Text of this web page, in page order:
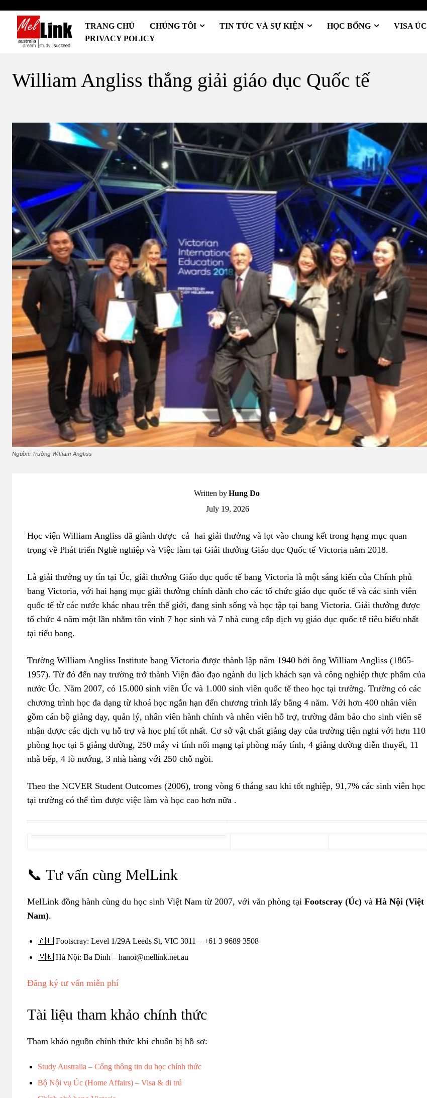
TRANG CHỦ CHÚNG TÔI TIN TỨC VÀ SỰ KIỆN HỌC BỔNG VISA ÚC
PRIVACY POLICY
William Angliss thắng giải giáo dục Quốc tế
Nguồn: Trường William Angliss
Written byHung Do
July 19, 2026
Học viện William Angliss đã giành được cả hai giải thưởng và lọt vào chung kết trong hạng mục quan
trọng về Phát triển Nghề nghiệp và Việc làm tại Giải thưởng Giáo dục Quốc tế Victoria năm 2018.
Là giải thưởng uy tín tại Úc, giải thưởng Giáo dục quốc tế bang Victoria là một sáng kiến của Chính phủ
bang Victoria, với hai hạng mục giải thưởng chính dành cho các tổ chức giáo dục quốc tế và các sinh viên
quốc tế từ các nước khác nhau trên thế giới, đang sinh sống và học tập tại bang Victoria. Giải thưởng được
tổ chức 4 năm một lần nhằm tôn vinh 7 học sinh và 7 nhà cung cấp dịch vụ giáo dục quốc tế tiêu biểu nhất
tại tiểu bang.
Trường William Angliss Institute bang Victoria được thành lập năm 1940 bởi ông William Angliss (1865-
1957). Từ đó đến nay trường trở thành Viện đào đạo ngành du lịch khách sạn và công nghiệp thực phẩm của
nước Úc. Năm 2007, có 15.000 sinh viên Úc và 1.000 sinh viên quốc tế theo học tại trường. Trường có các
chương trình học đa dạng từ khoá học ngắn hạn đến chương trình lấy bằng 4 năm. Với hơn 400 nhân viên
gồm cán bộ giảng dạy, quản lý, nhân viên hành chính và nhên viên hỗ trợ, trường đảm bảo cho sinh viên sẽ
nhận được các dịch vụ hỗ trợ và học phí tốt nhất. Cơ sở vật chất giảng dạy của trường tiện nghi với hơn 110
phòng học tại 5 giảng đường, 250 máy vi tính nối mạng tại phòng máy tính, 4 giảng đường diễn thuyết, 11
nhà bếp, 4 lò nướng, 3 nhà hàng với 250 chỗ ngồi.
Theo the NCVER Student Outcomes (2006), trong vòng 6 tháng sau khi tốt nghiệp, 91,7% các sinh viên học
tại trường có thể tìm được việc làm và học cao hơn nữa .
📞 Tư vấn cùng MelLink
MelLink đồng hành cùng du học sinh Việt Nam từ 2007, với văn phòng tại Footscray (Úc) và Hà Nội (Việt
Nam).
🇦🇺 Footscray: Level 1/29A Leeds St, VIC 3011 – +61 3 9689 3508
🇻🇳 Hà Nội: Ba Đình – hanoi@mellink.net.au
Đăng ký tư vấn miễn phí
Tài liệu tham khảo chính thức
Tham khảo nguồn chính thức khi chuẩn bị hồ sơ:
Study Australia – Cổng thông tin du học chính thức
Bộ Nội vụ Úc (Home Affairs) – Visa & di trú